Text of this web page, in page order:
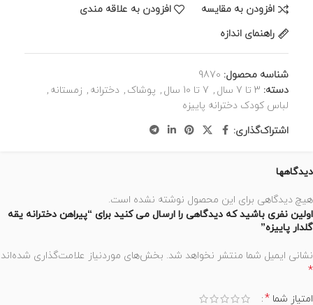
افزودن به مقایسه
افزودن به علاقه مندی
راهنمای اندازه
شناسه محصول: 9870
دسته: 3 تا 7 سال , 7 تا 10 سال , پوشاک , دخترانه , زمستانه ,
لباس کودک دخترانه پاییزه
اشتراک‌گذاری:
دیدگاهها
هیچ دیدگاهی برای این محصول نوشته نشده است.
اولین نفری باشید که دیدگاهی را ارسال می کنید برای “پیراهن دخترانه یقه
گلدار پاییزه”
نشانی ایمیل شما منتشر نخواهد شد. بخش‌های موردنیاز علامت‌گذاری شده‌اند
*
امتیاز شما *